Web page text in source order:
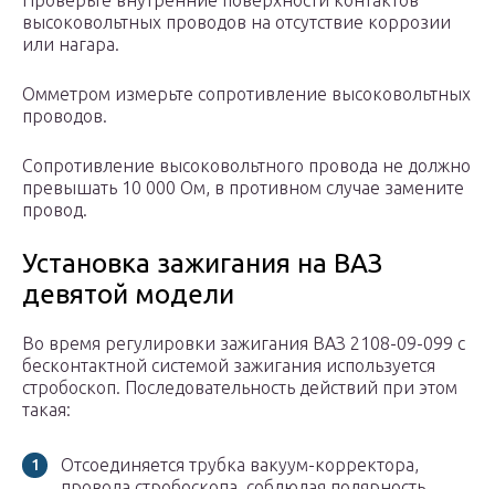
высоковольтных проводов на отсутствие коррозии
или нагара.
Омметром измерьте сопротивление высоковольтных
проводов.
Сопротивление высоковольтного провода не должно
превышать 10 000 Ом, в противном случае замените
провод.
Установка зажигания на ВАЗ
девятой модели
Во время регулировки зажигания ВАЗ 2108-09-099 с
бесконтактной системой зажигания используется
стробоскоп. Последовательность действий при этом
такая:
Отсоединяется трубка вакуум-корректора,